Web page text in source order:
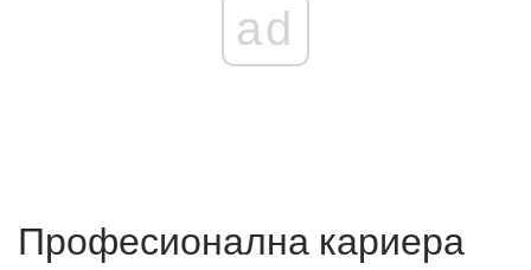
ad
Професионална кариера